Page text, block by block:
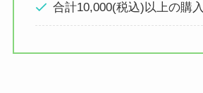
合計10,000(税込)以上の購入